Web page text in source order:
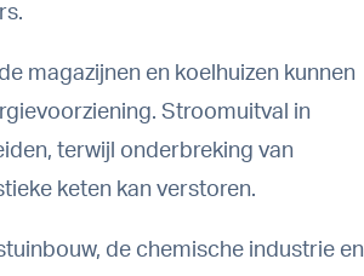
magazijnen en koelhuizen kunnen
Stroomuitval in
terwijl onderbreking van
keten kan verstoren.
de chemische industrie en